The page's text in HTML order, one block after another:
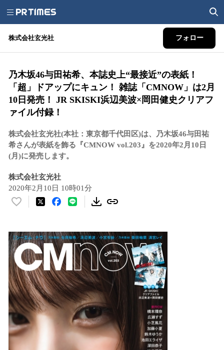
株式会社玄光社 フォロー
乃木坂46与田祐希、本誌史上“最接近”の表紙！
「超」ドアップにキュン！ 雑誌「CMNOW」は2月
10日発売！ JR SKISKI浜辺美波×岡田健史クリアフ
ァイル付録！
株式会社玄光社(本社：東京都千代田区)は、乃木坂46与田祐
希さんが表紙を飾る『CMNOW vol.203』を2020年2月10日
(月)に発売します。
株式会社玄光社
2020年2月10日 10時01分
い
！
数
を
読
み
込
み
中
で
す